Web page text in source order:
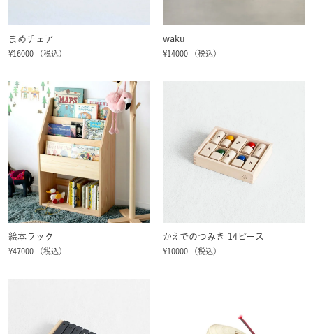
まめチェア
¥16000 （税込）
waku
¥14000 （税込）
絵本ラック
¥47000 （税込）
かえでのつみき 14ピース
¥10000 （税込）